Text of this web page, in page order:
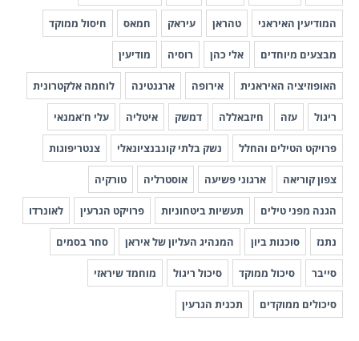
המודיעין האיראני טהראן עיראק חמאס חיסול ממוקד
מבצעים מיוחדים אלי כהן רוסיה מודיעין
האופוזיציה האיראנית אירופה ארגנטינה לוחמה אלקטרונית
ריגול עזה חיזבאללה דמשק איטליה עלי ח'אמנאי
פרויקט הטילים והחלל נשק בלתי קונבנציונאלי צנטריפוגות
צפון קוריאה ארגוני פשיעה אוסטרליה טורקיה
הגנה מפני טילים תעשיות ביטחוניות פרויקט הגרעין לאונרדו
נתנז סוכנות ביון המנהיג העליון של איראן סחר בסמים
סייבר סיכול ממוקד סיכול ריגול מוחמד שיראזי
סיכולים ממוקדים תכנית הגרעין